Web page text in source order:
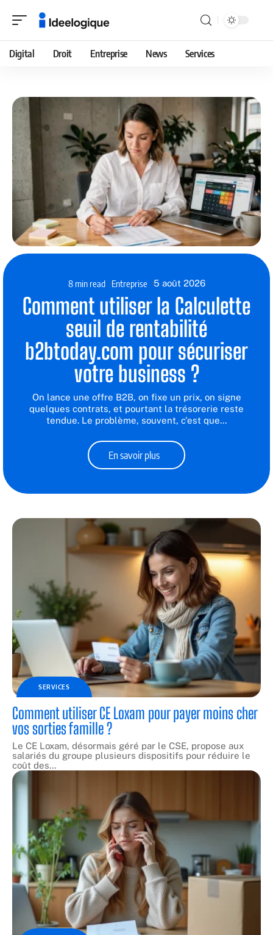
Digital Droit Entreprise News Services
8 min read Entreprise 5 août 2026
Comment utiliser la Calculette
seuil de rentabilité
b2btoday.com pour sécuriser
votre business ?
On lance une offre B2B, on fixe un prix, on signe
quelques contrats, et pourtant la trésorerie reste
tendue. Le problème, souvent, c'est que…
En savoir plus
SERVICES
Comment utiliser CE Loxam pour payer moins cher
vos sorties famille ?
Le CE Loxam, désormais géré par le CSE, propose aux
salariés du groupe plusieurs dispositifs pour réduire le
coût des…